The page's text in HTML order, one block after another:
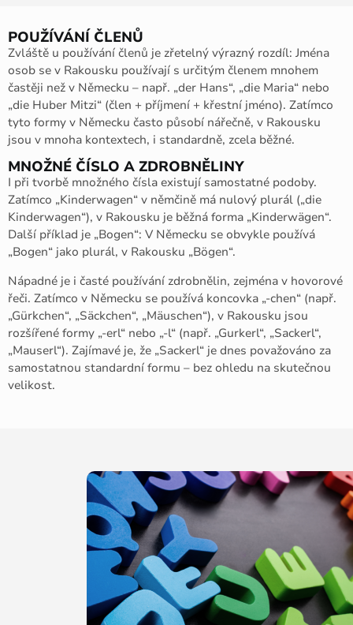
POUŽÍVÁNÍ ČLENŮ
Zvláště u používání členů je zřetelný výrazný rozdíl: Jména
osob se v Rakousku používají s určitým členem mnohem
častěji než v Německu – např. „der Hans“, „die Maria“ nebo
„die Huber Mitzi“ (člen + příjmení + křestní jméno). Zatímco
tyto formy v Německu často působí nářečně, v Rakousku
jsou v mnoha kontextech, i standardně, zcela běžné.
MNOŽNÉ ČÍSLO A ZDROBNĚLINY
I při tvorbě množného čísla existují samostatné podoby.
Zatímco „Kinderwagen“ v němčině má nulový plurál („die
Kinderwagen“), v Rakousku je běžná forma „Kinderwägen“.
Další příklad je „Bogen“: V Německu se obvykle používá
„Bogen“ jako plurál, v Rakousku „Bögen“.
Nápadné je i časté používání zdrobnělin, zejména v hovorové
řeči. Zatímco v Německu se používá koncovka „-chen“ (např.
„Gürkchen“, „Säckchen“, „Mäuschen“), v Rakousku jsou
rozšířené formy „-erl“ nebo „-l“ (např. „Gurkerl“, „Sackerl“,
„Mauserl“). Zajímavé je, že „Sackerl“ je dnes považováno za
samostatnou standardní formu – bez ohledu na skutečnou
velikost.